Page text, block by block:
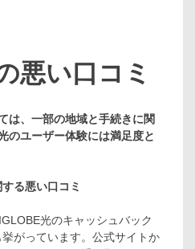
悪い口コミ
は、一部の地域と手続きに関
のユーザー体験には満足度と
る悪い口コミ
光のキャッシュバック
がっています。公式サイトか